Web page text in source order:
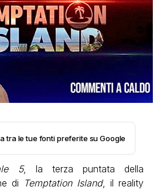
tra le tue fonti preferite su Google
5, la terza puntata della
di Temptation Island, il reality